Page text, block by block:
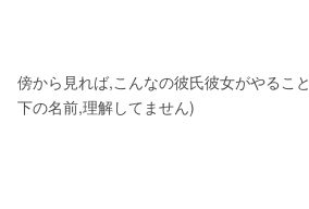
傍から見れば,こんなの彼氏彼女がやるこ
下の名前,理解してません)